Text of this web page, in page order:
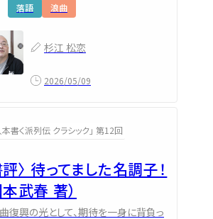
落語 浪曲
杉江 松恋
2026/05/09
本書く派列伝 クラシック」 第12回
評〉 待ってました名調子！
本武春 著）
復興の光として、期待を一身に背負っ